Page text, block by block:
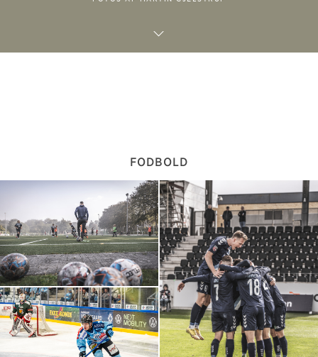
FODBOLD